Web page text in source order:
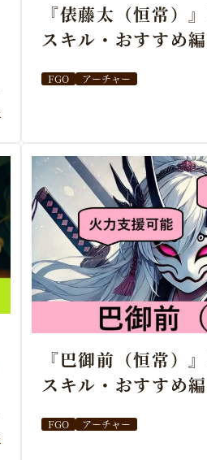
『俵藤太（恒常）
スキル・おすすめ
FGO アーチャー
『巴御前（恒常）
スキル・おすすめ
FGO アーチャー